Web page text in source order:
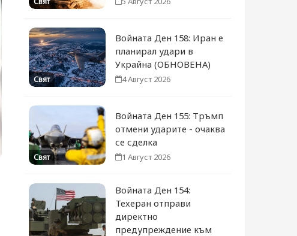
Свят
Войната Ден 158: Иран е
планирал удари в
Украйна (ОБНОВЕНА)
4 Август 2026
Свят
Войната Ден 155: Тръмп
отмени ударите - очаква
се сделка
1 Август 2026
Войната Ден 154:
Техеран отправи
директно
предупреждение към